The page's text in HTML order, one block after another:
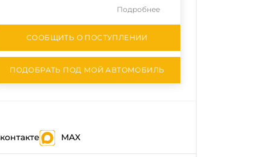
Подробнее
СООБЩИТЬ О ПОСТУПЛЕНИИ
ПОДОБРАТЬ ПОД МОЙ АВТОМОБИЛЬ
MAX